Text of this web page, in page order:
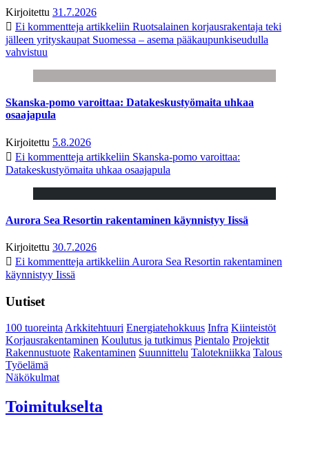
Kirjoitettu 31.7.2026
Ei kommentteja artikkeliin Ruotsalainen korjausrakentaja teki
jälleen yrityskaupat Suomessa – asema pääkaupunkiseudulla
vahvistuu
Skanska-pomo varoittaa: Datakeskustyömaita uhkaa
osaajapula
Kirjoitettu 5.8.2026
Ei kommentteja artikkeliin Skanska-pomo varoittaa:
Datakeskustyömaita uhkaa osaajapula
Aurora Sea Resortin rakentaminen käynnistyy Iissä
Kirjoitettu 30.7.2026
Ei kommentteja artikkeliin Aurora Sea Resortin rakentaminen
käynnistyy Iissä
Uutiset
100 tuoreintaArkkitehtuuri Energiatehokkuus Infra Kiinteistöt
Korjausrakentaminen Koulutus ja tutkimus Pientalo Projektit
Rakennustuote Rakentaminen Suunnittelu Talotekniikka Talous
Työelämä
Näkökulmat
Toimitukselta